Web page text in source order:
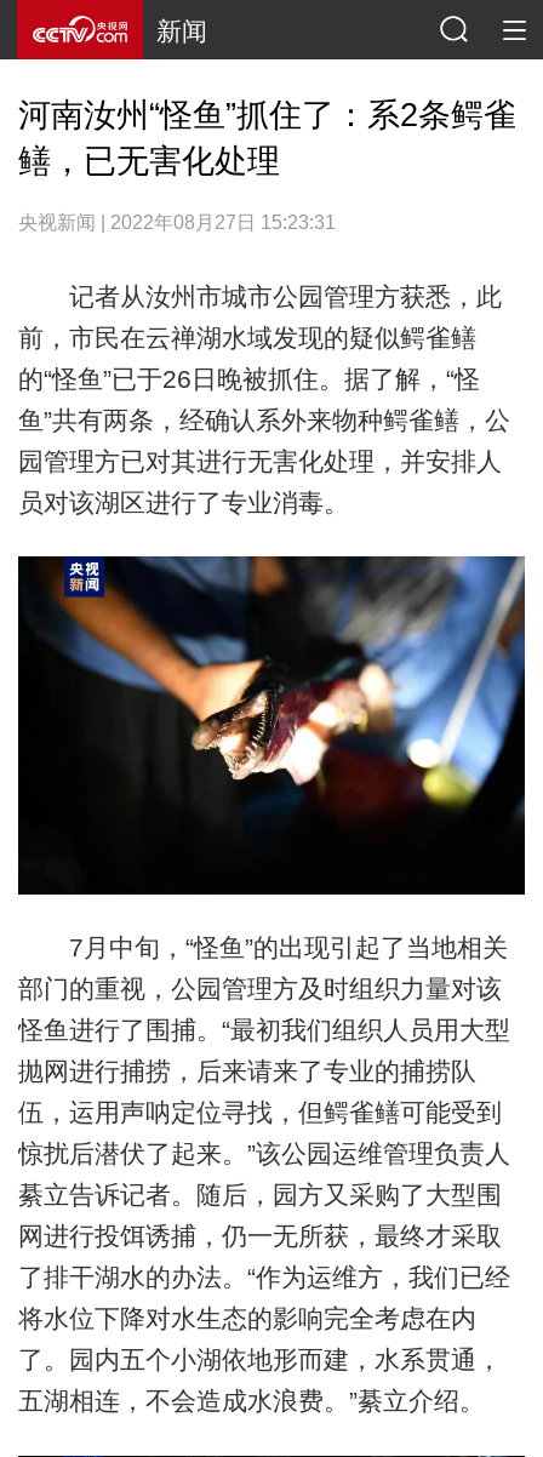
新闻
河南汝州“怪鱼”抓住了：系2条鳄雀
鳝，已无害化处理
央视新闻 | 2022年08月27日 15:23:31
记者从汝州市城市公园管理方获悉，此
前，市民在云禅湖水域发现的疑似鳄雀鳝
的“怪鱼”已于26日晚被抓住。据了解，“怪
鱼”共有两条，经确认系外来物种鳄雀鳝，公
园管理方已对其进行无害化处理，并安排人
员对该湖区进行了专业消毒。
7月中旬，“怪鱼”的出现引起了当地相关
部门的重视，公园管理方及时组织力量对该
怪鱼进行了围捕。“最初我们组织人员用大型
抛网进行捕捞，后来请来了专业的捕捞队
伍，运用声呐定位寻找，但鳄雀鳝可能受到
惊扰后潜伏了起来。”该公园运维管理负责人
綦立告诉记者。随后，园方又采购了大型围
网进行投饵诱捕，仍一无所获，最终才采取
了排干湖水的办法。“作为运维方，我们已经
将水位下降对水生态的影响完全考虑在内
了。园内五个小湖依地形而建，水系贯通，
五湖相连，不会造成水浪费。”綦立介绍。